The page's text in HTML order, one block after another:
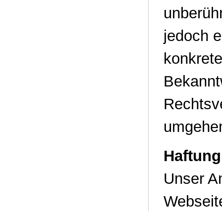
jedoch
Unser